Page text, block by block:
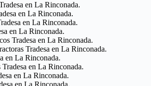
en La Rinconada.
en La Rinconada.
en La Rinconada.
en La Rinconada.
Tradesa en La Rinconada.
Tradesa en La Rinconada.
en La Rinconada.
en La Rinconada.
en La Rinconada.